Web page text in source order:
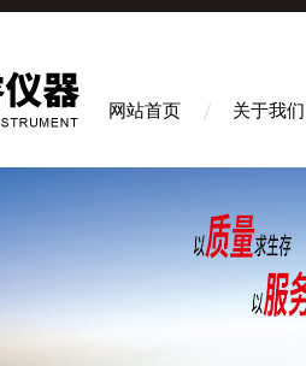
网站首页 关于我们